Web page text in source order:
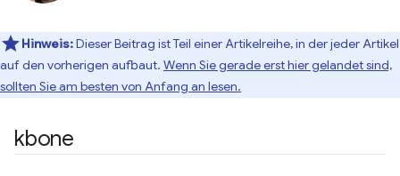
Hinweis:Dieser Beitrag ist Teil einer Artikelreihe, in der jeder Artikel
auf den vorherigen aufbaut. Wenn Sie gerade erst hier gelandet sind,
sollten Sie am besten von Anfang an lesen.
kbone